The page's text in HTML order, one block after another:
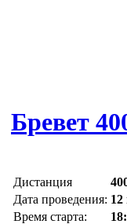
Бревет
Дистанция
Дата проведения: 12
Время старта: